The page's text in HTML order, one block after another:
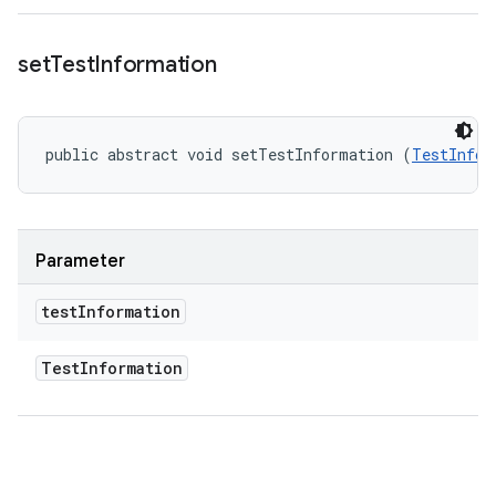
setTestInformation
public abstract void setTestInformation (
Parameter
testInformation
TestInformation